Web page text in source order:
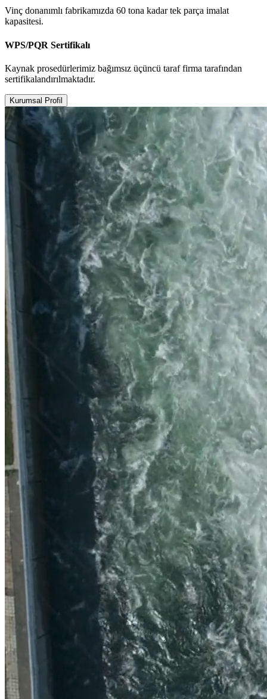
Vinç donanımlı fabrikamızda 60 tona kadar tek parça imalat
kapasitesi.
WPS/PQR Sertifikalı
Kaynak prosedürlerimiz bağımsız üçüncü taraf firma tarafından
sertifikalandırılmaktadır.
Kurumsal Profil